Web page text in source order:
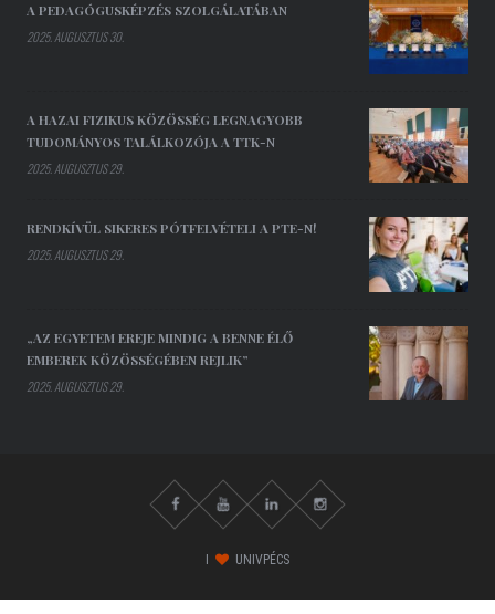
A PEDAGÓGUSKÉPZÉS SZOLGÁLATÁBAN
2025. AUGUSZTUS 30.
A HAZAI FIZIKUS KÖZÖSSÉG LEGNAGYOBB
TUDOMÁNYOS TALÁLKOZÓJA A TTK-N
2025. AUGUSZTUS 29.
RENDKÍVÜL SIKERES PÓTFELVÉTELI A PTE-N!
2025. AUGUSZTUS 29.
„AZ EGYETEM EREJE MINDIG A BENNE ÉLŐ
EMBEREK KÖZÖSSÉGÉBEN REJLIK”
2025. AUGUSZTUS 29.
UNIVPÉCS